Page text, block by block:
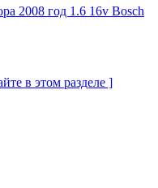
2008 год 1.6 16v Bosch
в этом разделе ]